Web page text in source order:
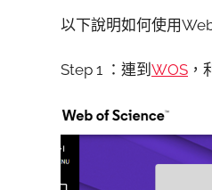
以下說明如何使用
Step 1 ：連到 WOS ，